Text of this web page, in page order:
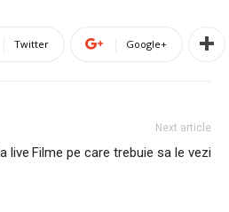
Twitter Google+
live
Next article
Filme pe care trebuie sa le vezi